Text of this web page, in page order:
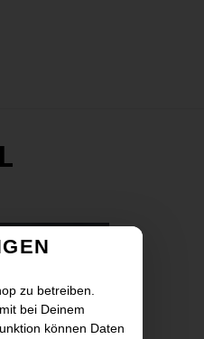
zu betreiben.
bei Deinem
können Daten